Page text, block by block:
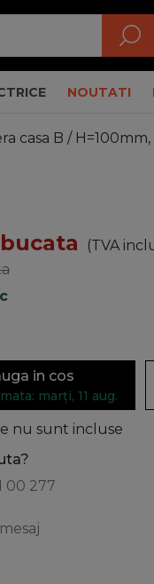
NOUTATI
casa B /
(TVA
in cos
marți, 11 aug.
nu sunt incluse
00 277